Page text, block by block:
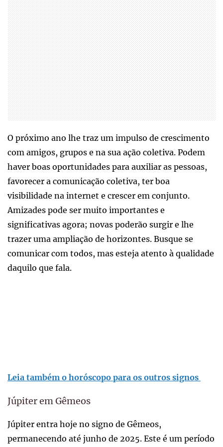
O próximo ano lhe traz um impulso de crescimento
com amigos, grupos e na sua ação coletiva. Podem
haver boas oportunidades para auxiliar as pessoas,
favorecer a comunicação coletiva, ter boa
visibilidade na internet e crescer em conjunto.
Amizades pode ser muito importantes e
significativas agora; novas poderão surgir e lhe
trazer uma ampliação de horizontes. Busque se
comunicar com todos, mas esteja atento à qualidade
daquilo que fala.
Leia também o horóscopo para os outros signos
Júpiter em Gêmeos
Júpiter entra hoje no signo de Gêmeos,
permanecendo até junho de 2025. Este é um período